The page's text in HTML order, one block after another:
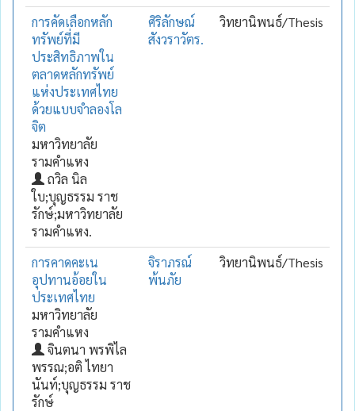
การคัดเลือกหลัก
ทรัพย์ที่มี
ประสิทธิภาพใน
ตลาดหลักทรัพย์
แห่งประเทศไทย
ด้วยแบบจำลองโล
จิต
มหาวิทยาลัย
รามคำแหง
ถวิล นิล
ใบ;บุญธรรม ราช
รักษ์;มหาวิทยาลัย
รามคำแหง.
ศิริลักษณ์
สังวราวัตร.
วิทยานิพนธ์/Thesis
การคาดคะเน
อุปทานอ้อยใน
ประเทศไทย
มหาวิทยาลัย
รามคำแหง
จินตนา พรพิไล
พรรณ;อติ ไทยา
นันท์;บุญธรรม ราช
รักษ์
จิราภรณ์
พ้นภัย
วิทยานิพนธ์/Thesis